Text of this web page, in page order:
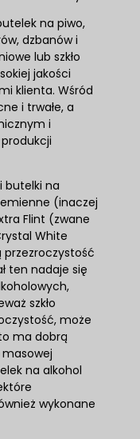
na piwo,
dzbanów i
lub szkło
jakości
klienta. Wśród
i trwałe, a
i
butelki na
(inaczej
Flint (zwane
White
przezroczystość
ten nadaje się
szkło
może
ma dobrą
na alkohol
wykonane